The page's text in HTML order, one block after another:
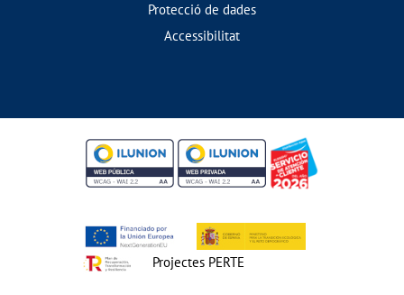
Protecció de dades
Accessibilitat
Projectes PERTE